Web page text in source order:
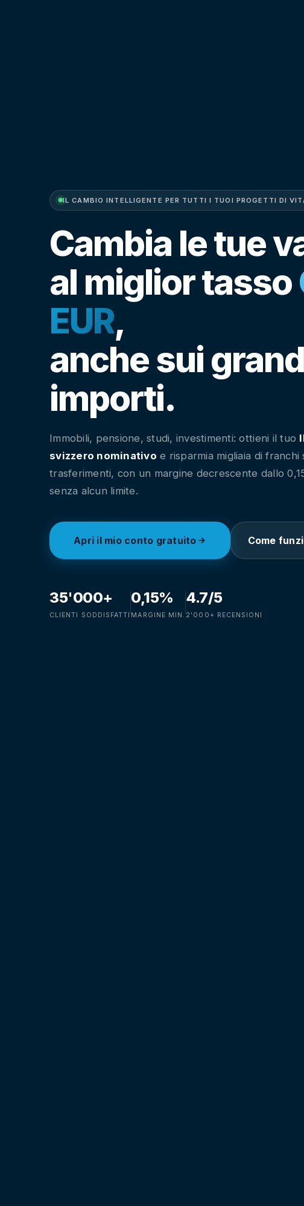
IL CAMBIO INTELLIGENTE PER TUTTI I TUOI PROGETTI DI
Cambia le tue
al miglior tasso
EUR,
anche sui
importi.
Immobili, pensione, studi, investimenti: ottieni il tuo
svizzero nominativo e risparmia migliaia di franchi
trasferimenti, con un margine decrescente dallo
senza alcun limite.
Apri il mio conto gratuito Come
35'000+
CLIENTI SODDISFATTI
0,15%
MARGINE MIN.
4.7/5
2'000+ RECENSIONI